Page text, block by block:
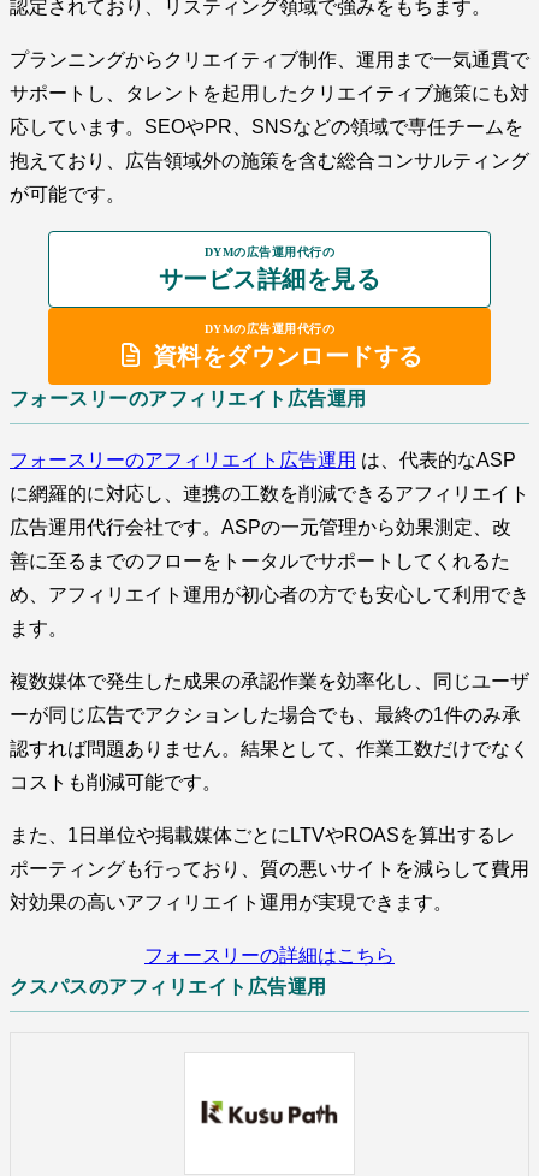
認定されており、リスティング領域で強みをもちます。
プランニングからクリエイティブ制作、運用まで一気通貫で
サポートし、タレントを起用したクリエイティブ施策にも対
応しています。SEOやPR、SNSなどの領域で専任チームを
抱えており、広告領域外の施策を含む総合コンサルティング
が可能です。
DYMの広告運用代行の
サービス詳細を見る
DYMの広告運用代行の
資料をダウンロードする
フォースリーのアフィリエイト広告運用
フォースリーのアフィリエイト広告運用 は、代表的なASP
に網羅的に対応し、連携の工数を削減できるアフィリエイト
広告運用代行会社です。ASPの一元管理から効果測定、改
善に至るまでのフローをトータルでサポートしてくれるた
め、アフィリエイト運用が初心者の方でも安心して利用でき
ます。
複数媒体で発生した成果の承認作業を効率化し、同じユーザ
ーが同じ広告でアクションした場合でも、最終の1件のみ承
認すれば問題ありません。結果として、作業工数だけでなく
コストも削減可能です。
また、1日単位や掲載媒体ごとにLTVやROASを算出するレ
ポーティングも行っており、質の悪いサイトを減らして費用
対効果の高いアフィリエイト運用が実現できます。
フォースリーの詳細はこちら
クスパスのアフィリエイト広告運用